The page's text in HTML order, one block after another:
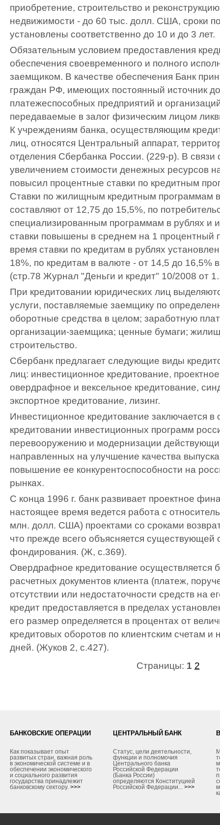
приобретение, строительство и
недвижимости - до 60 тыс. долл. США, сроки
установлены соответственно до 10 и до 3 лет.
Обязательным условием предоставления
обеспечения своевременного и полного
заемщиком. В качестве обеспечения Банк
граждан РФ, имеющих постоянный источник
платежеспособных предприятий и
передаваемые в залог физическим лицом
К учреждениям банка, осуществляющим
лиц, относятся Центральный аппарат,
отделения Сбербанка России. (229-р). В связи
увеличением стоимости денежных ресурсов
повысил процентные ставки по кредитным
Ставки по жилищным кредитным программам в
составляют от 12,75 до 15,5%, по
специализированным программам в рублях и
ставки повышены в среднем на 1 процентный
время ставки по кредитам в рублях
18%, по кредитам в валюте - от 14,5 до 16,5%
(стр.78 Журнал "Деньги и кредит" 10/2008 от
При кредитовании юридических лиц
услуги, поставляемые заемщику по
оборотные средства в целом; заработную
организации-заемщика; ценные бумаги;
строительство.
Сбербанк предлагает следующие виды
лиц: инвестиционное кредитование,
овердрафное и вексельное кредитование,
экспортное кредитование, лизинг.
Инвестиционное кредитование заключается в
кредитовании инвестиционных программ
перевооружению и модернизации
направленных на улучшение качества
повышение ее конкурентоспособности на
рынках.
С конца 1996 г. банк развивает проектное
настоящее время ведется работа с
млн. долл. США) проектами со сроками
что прежде всего объясняется существующей
фондирования. (Ж, с.369).
Овердрафное кредитование осуществляется
расчетных документов клиента (платеж,
отсутствии или недостаточности средств на
кредит предоставляется в пределах
его размер определяется в процентах от
кредитовых оборотов по клиентским счетам и
дней. (Жуков 2, с.427).
Страницы: 1 2
БАНКОВСКИЕ ОПЕРАЦИИ
Как показывает опыт
развитых стран, важная роль
в экономической системе и в
обеспечении экономического
и социального развития
государства принадлежит
банковскому сектору. >>>
ЦЕНТРАЛЬНЫЙ БАНК
Статус, цели деятельности,
функции и полномочия
Центрального банка
Российской Федерации
(Банка России)
определяются Конституцией
Российской Федерации... >>>